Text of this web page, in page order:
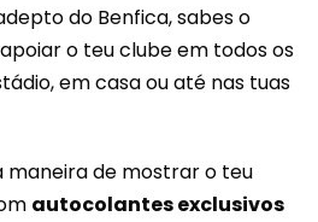
do Benfica, sabes o
o teu clube em todos os
em casa ou até nas tuas
maneira de mostrar o teu
autocolantes exclusivos